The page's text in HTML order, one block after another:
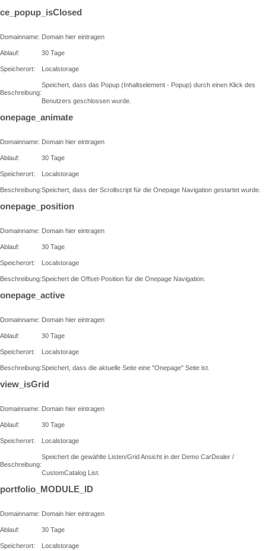
ce_popup_isClosed
Domainname: Domain hier eintragen
Ablauf: 30 Tage
Speicherort: Localstorage
Beschreibung:
Speichert, dass das Popup (Inhaltselement - Popup) durch einen Klick des
Benutzers geschlossen wurde.
onepage_animate
Domainname: Domain hier eintragen
Ablauf: 30 Tage
Speicherort: Localstorage
Beschreibung:Speichert, dass der Scrollscript für die Onepage Navigation gestartet wurde.
onepage_position
Domainname: Domain hier eintragen
Ablauf: 30 Tage
Speicherort: Localstorage
Beschreibung:Speichert die Offset-Position für die Onepage Navigation.
onepage_active
Domainname: Domain hier eintragen
Ablauf: 30 Tage
Speicherort: Localstorage
Beschreibung:Speichert, dass die aktuelle Seite eine "Onepage" Seite ist.
view_isGrid
Domainname: Domain hier eintragen
Ablauf: 30 Tage
Speicherort: Localstorage
Beschreibung:
Speichert die gewählte Listen/Grid Ansicht in der Demo CarDealer /
CustomCatalog List.
portfolio_MODULE_ID
Domainname: Domain hier eintragen
Ablauf: 30 Tage
Speicherort: Localstorage